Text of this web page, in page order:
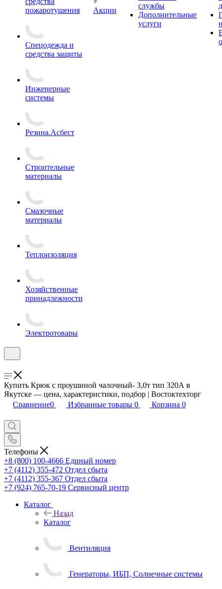
пожаротушения
Спецодежда и
средства защиты
Инженерные
системы
Резина.Асбест
Строительные
материалы
Смазочные
материалы
Теплоизоляция
Хозяйственные
принадлежности
Электротовары
Акции
службы
Дополнительные
услуги
Купить Крюк с проушиной чалочный- 3,0т тип 320А в
Якутске — цена, характеристики, подбор | Востоктехторг
Сравнение0 Избранные товары 0 Корзина 0
Телефоны
+8 (800) 100-4666 Единый номер
+7 (4112) 355-472 Отдел сбыта
+7 (4112) 355-367 Отдел сбыта
+7 (924) 765-70-19 Сервисный центр
Каталог
Назад
Каталог
Вентиляция
Генераторы, ИБП, Солнечные системы